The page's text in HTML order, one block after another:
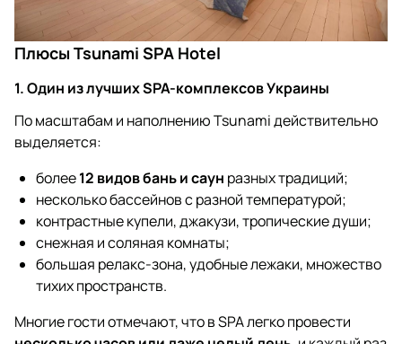
Плюсы Tsunami SPA Hotel
1. Один из лучших SPA-комплексов Украины
По масштабам и наполнению Tsunami действительно
выделяется:
более12 видов бань и саун разных традиций;
несколько бассейнов с разной температурой;
контрастные купели, джакузи, тропические души;
снежная и соляная комнаты;
большая релакс-зона, удобные лежаки, множество
тихих пространств.
Многие гости отмечают, что в SPA легко провести